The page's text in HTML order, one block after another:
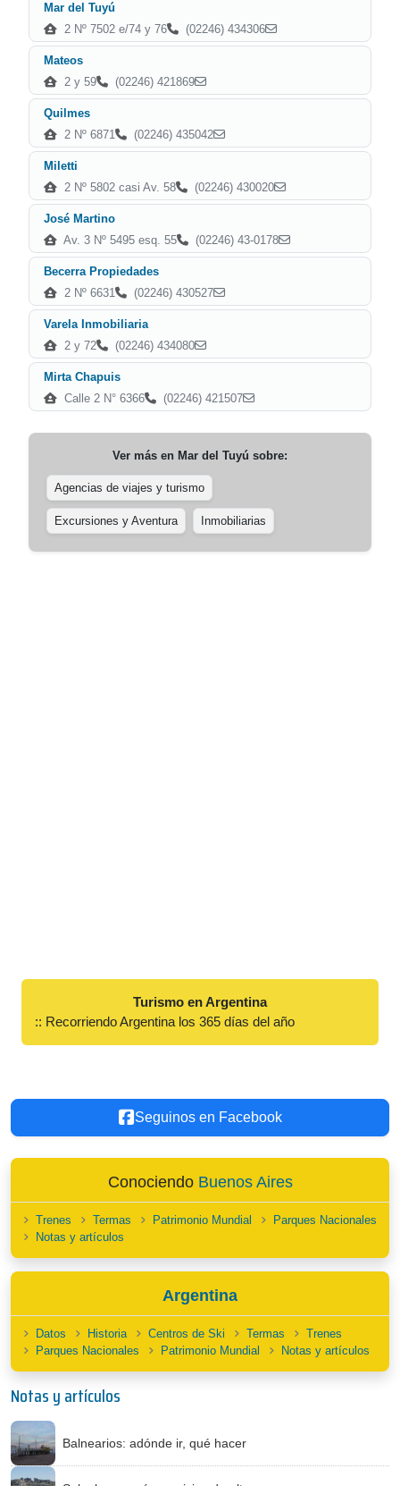
Mar del Tuyú
2 Nº 7502 e/74 y 76
(02246) 434306
Mateos
2 y 59
(02246) 421869
Quilmes
2 Nº 6871
(02246) 435042
Miletti
2 Nº 5802 casi Av. 58
(02246) 430020
José Martino
Av. 3 Nº 5495 esq. 55
(02246) 43-0178
Becerra Propiedades
2 Nº 6631
(02246) 430527
Varela Inmobiliaria
2 y 72
(02246) 434080
Mirta Chapuis
Calle 2 N° 6366
(02246) 421507
Ver más en Mar del Tuyú sobre:
Agencias de viajes y turismo
Excursiones y Aventura Inmobiliarias
Turismo en Argentina
:: Recorriendo Argentina los 365 días del año
Seguinos en Facebook
Conociendo Buenos Aires
Trenes Termas Patrimonio Mundial
Parques Nacionales
Notas y artículos
Argentina
Datos Historia Centros de Ski Termas
Trenes
Parques Nacionales
Patrimonio Mundial Notas y artículos
Notas y artículos
Balnearios: adónde ir, qué hacer